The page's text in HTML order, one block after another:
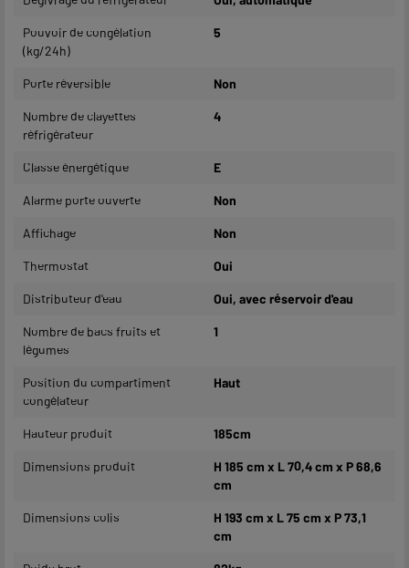
Pouvoir de congélation
(kg/24h)
5
Porte réversible Non
Nombre de clayettes
réfrigérateur
4
Classe énergétique E
Alarme porte ouverte Non
Affichage Non
Thermostat Oui
Distributeur d'eau Oui, avec réservoir d'eau
Nombre de bacs fruits et
légumes
1
Position du compartiment
congélateur
Haut
Hauteur produit 185cm
Dimensions produit
H 185 cm x L 70,4 cm x P 68,6
cm
Dimensions colis
H 193 cm x L 75 cm x P 73,1
cm